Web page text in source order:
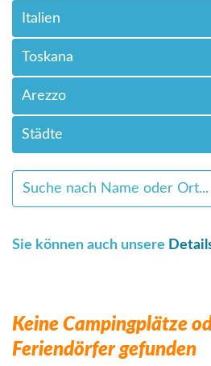
Italien
Toskana
Arezzo
Städte
Sie können auch unsere
Keine Campingplätze
Feriendörfer gefunden